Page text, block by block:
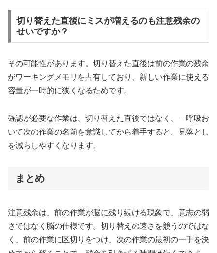
切り替えた直後にミスが増えるのも注意残余の
せいですか？
その可能性があります。切り替えた直後は前の作業の残余
がワーキングメモリを占有しており、新しい作業に使える
容量が一時的に狭くなるためです。
確認が必要な作業は、切り替えた直後ではなく、一呼吸お
いて次の作業の名前を意識してから着手すると、見落とし
を減らしやすくなります。
まとめ
注意残余は、前の作業が脳に残り続ける現象で、意志の弱
さではなく脳の仕様です。切り替えの速さを競うのではな
く、前の作業に区切りをつけ、次の作業の最初の一手を決